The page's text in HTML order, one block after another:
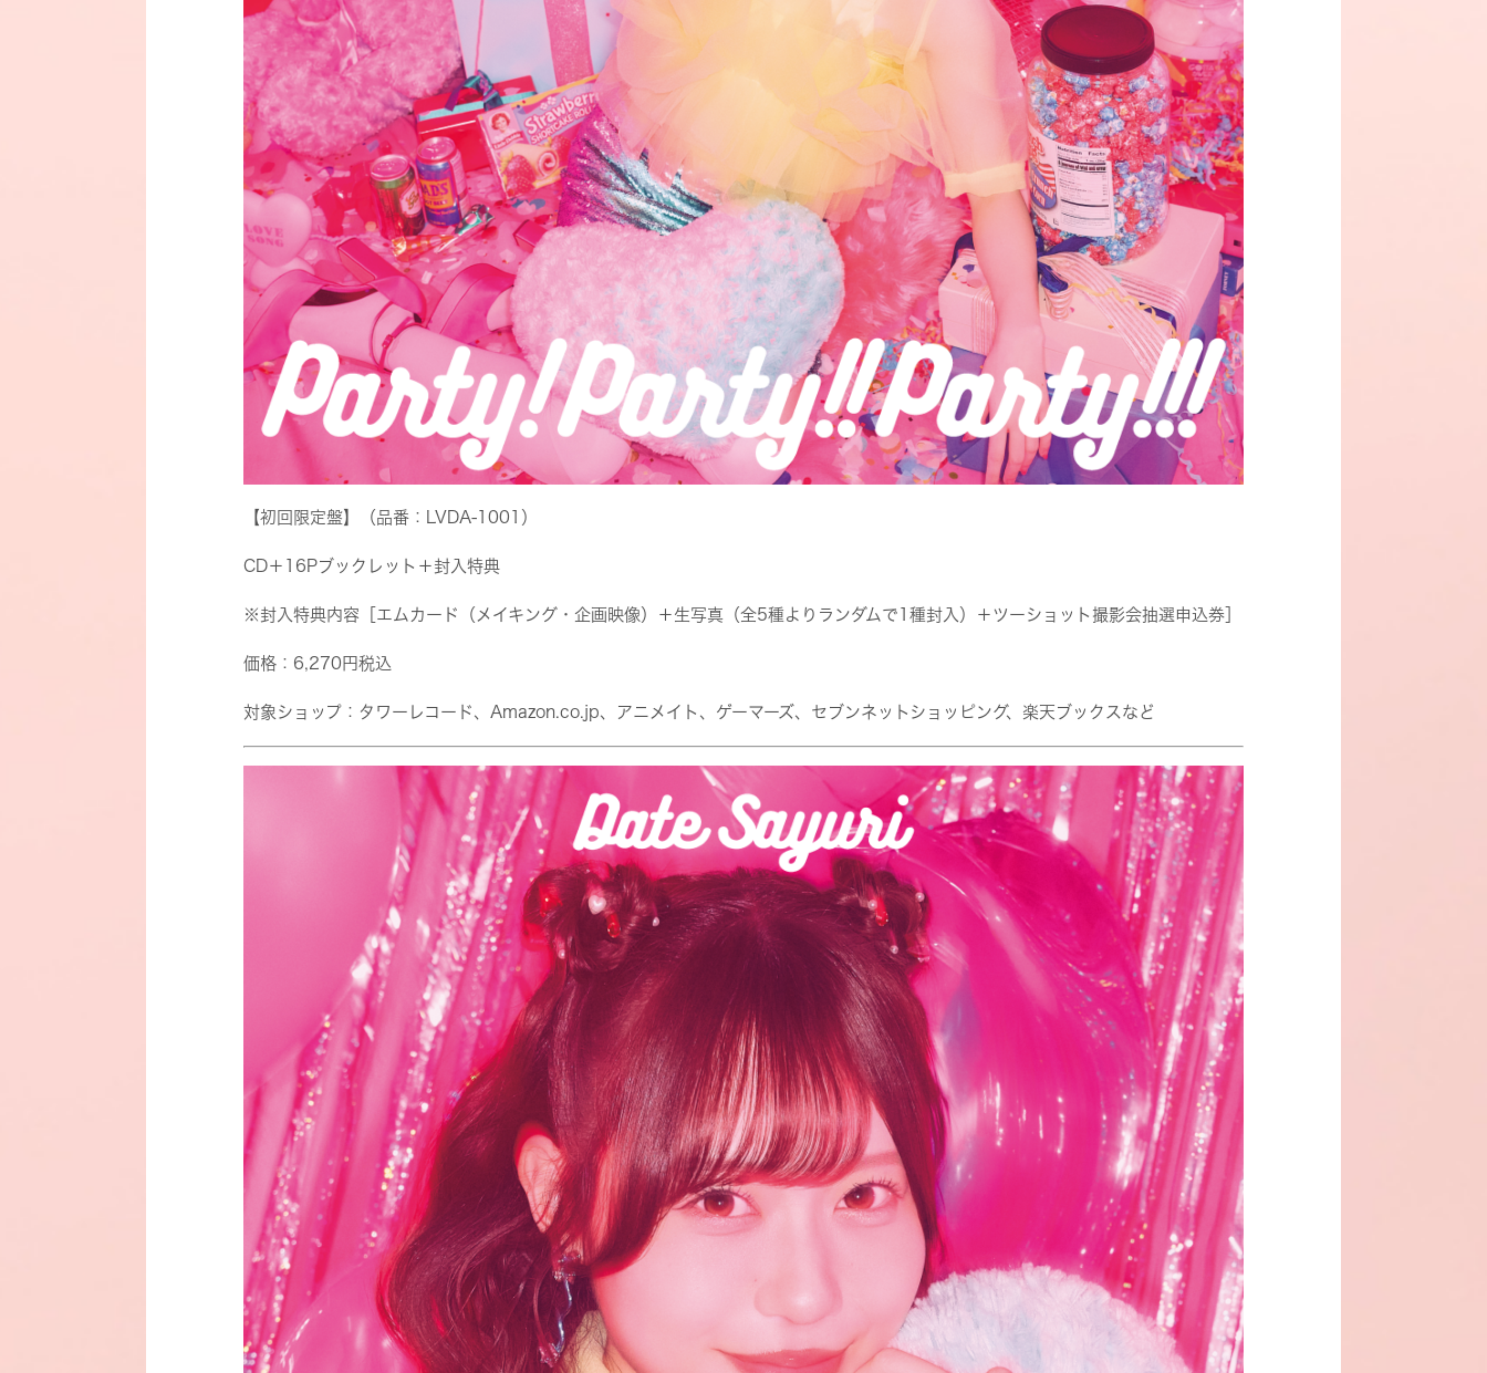
【初回限定盤】（品番：LVDA-1001）
CD＋16Pブックレット＋封入特典
※封入特典内容［エムカード（メイキング・企画映像）＋生写真（全5種よりランダムで1種封入）＋ツーショット撮影会抽選申込券］
価格：6,270円税込
対象ショップ：タワーレコード、Amazon.co.jp、アニメイト、ゲーマーズ、セブンネットショッピング、楽天ブックスなど